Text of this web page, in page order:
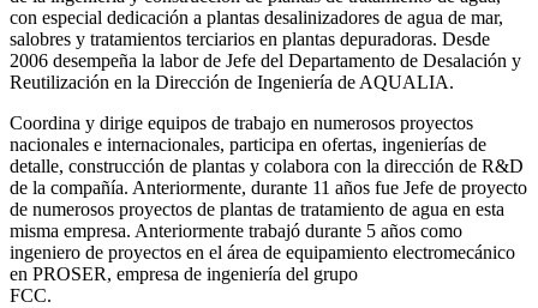
con especial dedicación a plantas desalinizadores de agua de mar,
salobres y tratamientos terciarios en plantas depuradoras. Desde
2006 desempeña la labor de Jefe del Departamento de Desalación y
Reutilización en la Dirección de Ingeniería de AQUALIA.
Coordina y dirige equipos de trabajo en numerosos proyectos
nacionales e internacionales, participa en ofertas, ingenierías de
detalle, construcción de plantas y colabora con la dirección de R&D
de la compañía. Anteriormente, durante 11 años fue Jefe de proyecto
de numerosos proyectos de plantas de tratamiento de agua en esta
misma empresa. Anteriormente trabajó durante 5 años como
ingeniero de proyectos en el área de equipamiento electromecánico
en PROSER, empresa de ingeniería del grupo
FCC.